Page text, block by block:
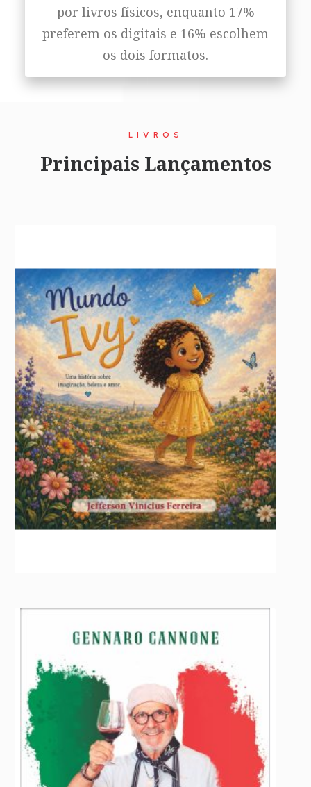
por livros físicos, enquanto 17%
preferem os digitais e 16% escolhem
os dois formatos.
LIVROS
Principais Lançamentos